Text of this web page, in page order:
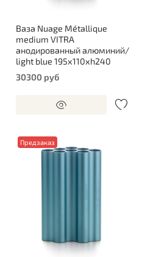
Ваза Nuage Métallique
medium VITRA
анодированный алюминий/
light blue 195х110хh240
30300 руб
Предзаказ